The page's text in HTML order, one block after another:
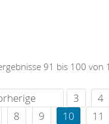
91 bis 100 von
3 4
8 9 10 11